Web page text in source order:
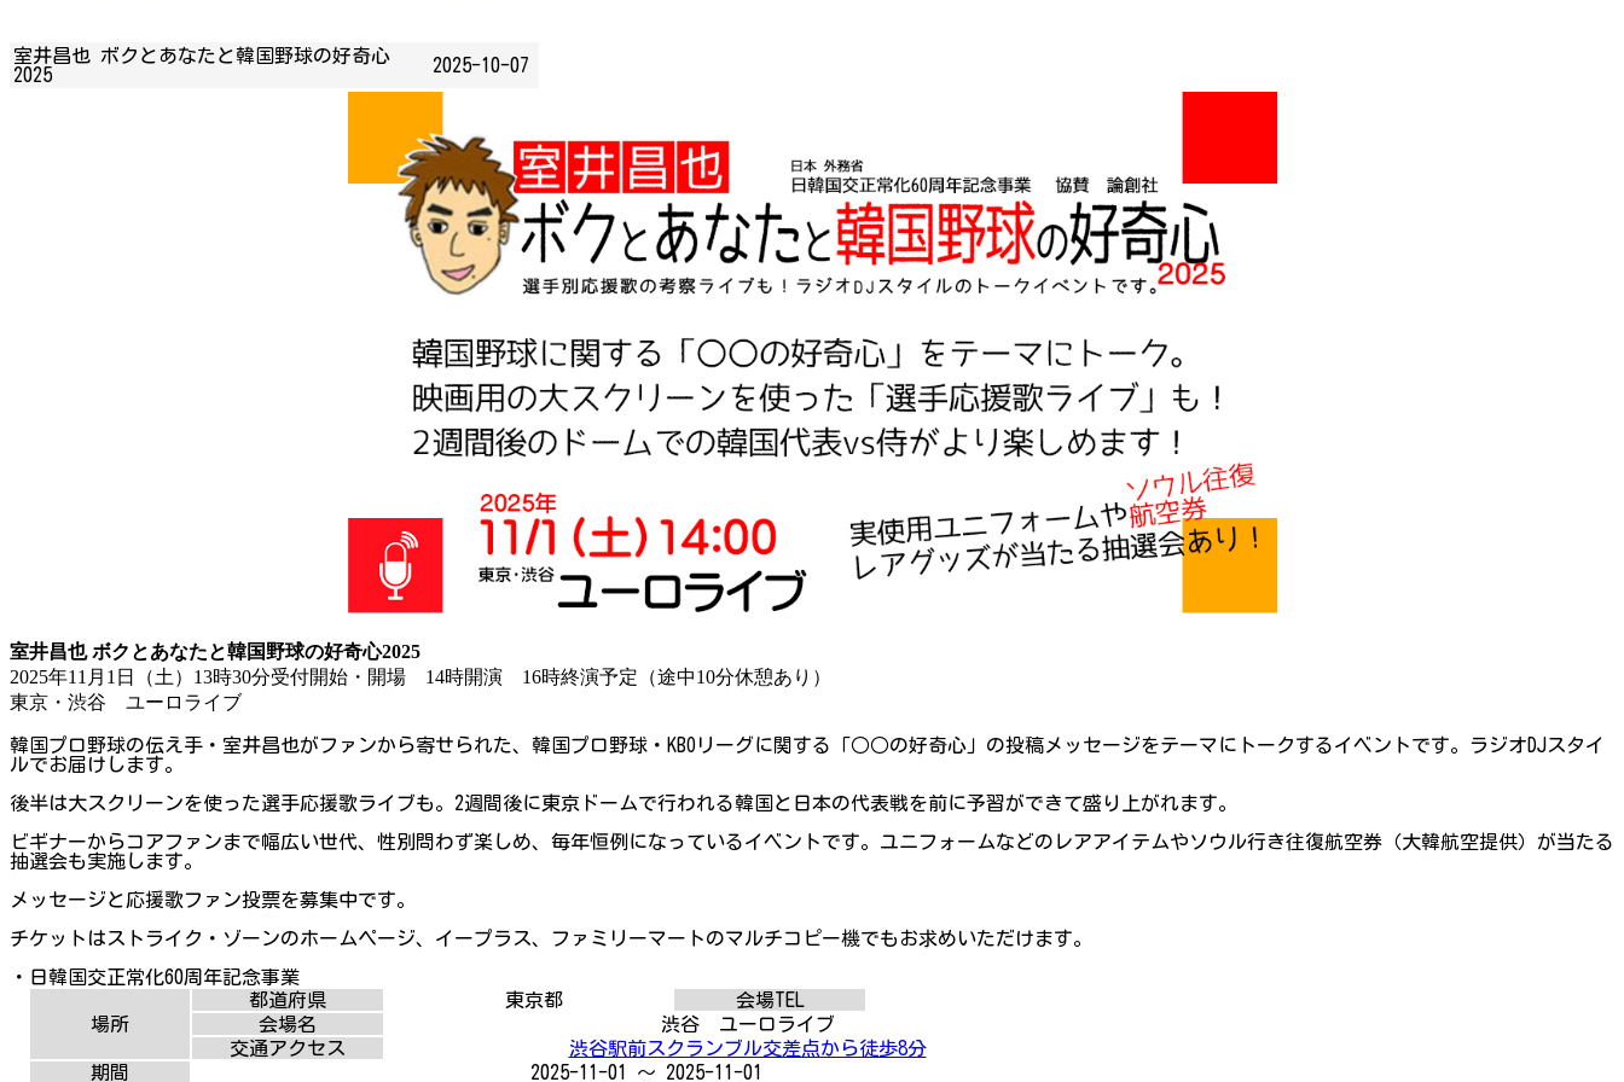
室井昌也 ボクとあなたと韓国野球の好奇心
2025
2025-10-07
室井昌也 ボクとあなたと韓国野球の好奇心2025
2025年11月1日（土）13時30分受付開始・開場 14時開演 16時終演予定（途中10分休憩あり）
東京・渋谷 ユーロライブ
韓国プロ野球の伝え手・室井昌也がファンから寄せられた、韓国プロ野球・KBOリーグに関する「○○の好奇心」の投稿メッセージをテーマにトークするイベントです。ラジオDJスタイ
ルでお届けします。
後半は大スクリーンを使った選手応援歌ライブも。2週間後に東京ドームで行われる韓国と日本の代表戦を前に予習ができて盛り上がれます。
ビギナーからコアファンまで幅広い世代、性別問わず楽しめ、毎年恒例になっているイベントです。ユニフォームなどのレアアイテムやソウル行き往復航空券（大韓航空提供）が当たる
抽選会も実施します。
メッセージと応援歌ファン投票を募集中です。
チケットはストライク・ゾーンのホームページ、イープラス、ファミリーマートのマルチコピー機でもお求めいただけます。
・日韓国交正常化60周年記念事業
場所
都道府県 東京都
会場TEL
会場名
渋谷 ユーロライブ
交通アクセス
渋谷駅前スクランブル交差点から徒歩8分
期間
2025-11-01 ～ 2025-11-01